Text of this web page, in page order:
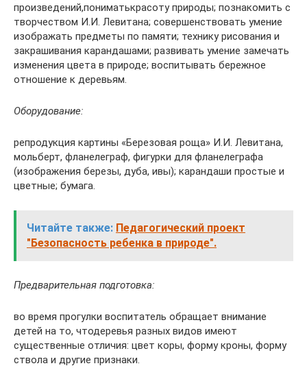
произведений,пониматькрасоту природы; познакомить с
творчеством И.И. Левитана; совершенствовать умение
изображать предметы по памяти; технику рисования и
закрашивания карандашами; развивать умение замечать
изменения цвета в природе; воспитывать бережное
отношение к деревьям.
Оборудование:
репродукция картины «Березовая роща» И.И. Левитана,
мольберт, фланелеграф, фигурки для фланелеграфа
(изображения березы, дуба, ивы); карандаши простые и
цветные; бумага.
Читайте также: Педагогический проект
"Безопасность ребенка в природе".
Предварительная подготовка:
во время прогулки воспитатель обращает внимание
детей на то, чтодеревья разных видов имеют
существенные отличия: цвет коры, форму кроны, форму
ствола и другие признаки.